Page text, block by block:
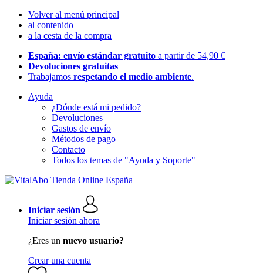
Volver al menú principal
al contenido
a la cesta de la compra
España: envío estándar gratuito a partir de 54,90 €
Devoluciones gratuitas
Trabajamos respetando el medio ambiente.
Ayuda
¿Dónde está mi pedido?
Devoluciones
Gastos de envío
Métodos de pago
Contacto
Todos los temas de "Ayuda y Soporte"
Iniciar sesión
Iniciar sesión ahora
¿Eres un nuevo usuario?
Crear una cuenta